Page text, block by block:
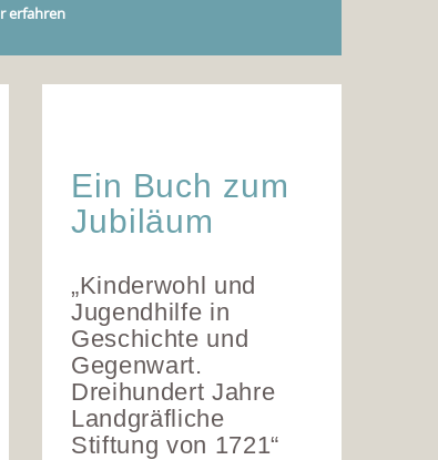
erfahren
Ein Buch zum
Jubiläum
„Kinderwohl und
Jugendhilfe in
Geschichte und
Gegenwart.
Dreihundert Jahre
Landgräfliche
Stiftung von 1721“